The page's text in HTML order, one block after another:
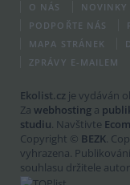
O NÁS NOVINKY
PODPOŘTE NÁS
MAPA STRÁNEK
ZPRÁVY E-MAILEM
Ekolist.cz je vydáván
Za webhosting a
studiu. Navštivte
Copyright © BEZK.
vyhrazena.
souhlasu držitele